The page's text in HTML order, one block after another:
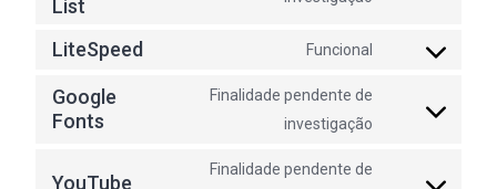
List
ultimate-
LiteSpeed Funcional
Consent
service
Google
Fonts
Finalidade pendente de
investigação
Consent
YouTube
Finalidade pendente de